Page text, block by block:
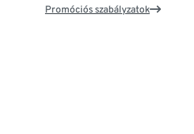
Promóciós szabályzatok